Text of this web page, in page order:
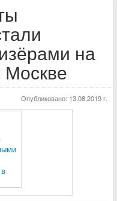
на
Москве
Опубликовано: 13.08.2019 г.